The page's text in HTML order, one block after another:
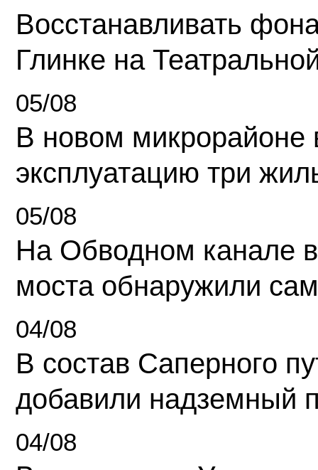
Восстанавливать
Глинке на
05/08
В новом микрорайоне
эксплуатацию три
05/08
На Обводном канале
моста обнаружили
04/08
В состав Саперного
добавили надземный
04/08